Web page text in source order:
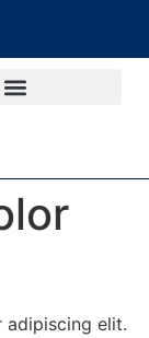
adipiscing elit.